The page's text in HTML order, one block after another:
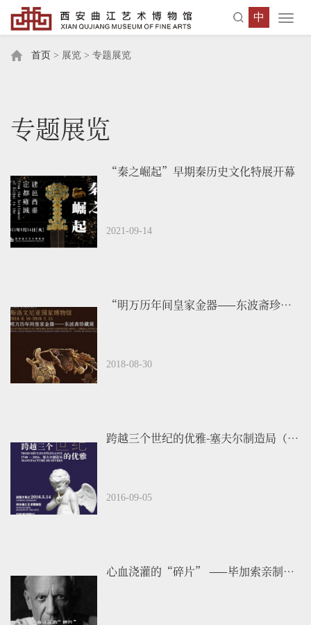
中
首页 > 展览 > 专题展览
专题展览
“秦之崛起”早期秦历史文化特展开幕
2021-09-14
“明万历年间皇家金器——东波斋珍藏展”--斯洛文尼亚国家博物馆
2018-08-30
跨越三个世纪的优雅-塞夫尔制造局（1740-2016）
2016-09-05
心血浇灌的“碎片” ——毕加索亲制银盘、陶器展